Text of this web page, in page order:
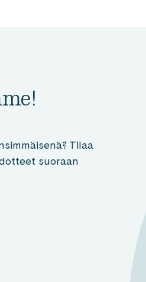
Tilaa
suoraan